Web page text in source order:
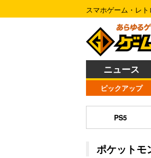
スマホゲーム・レ
ニュース
ピックアップ
PS5
ポケットモ